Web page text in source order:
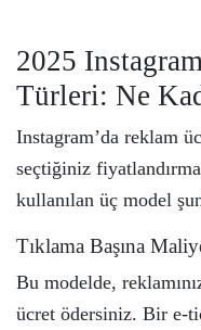
2025
Türleri: Ne
Instagram’da reklam
seçtiğiniz
kullanılan üç model
Tıklama Başına
Bu modelde,
ücret ödersiniz. Bir e-